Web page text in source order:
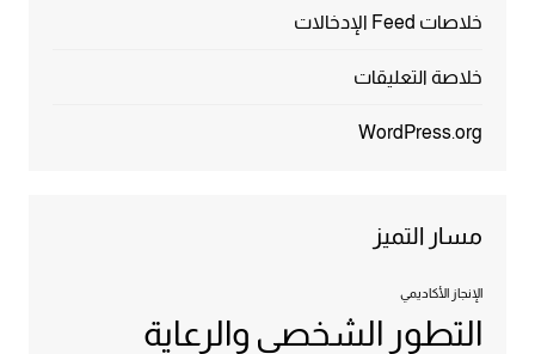
خلاصات Feed الإدخالات
خلاصة التعليقات
WordPress.org
مسار التميز
الإنجاز الأكاديمي
التطور الشخصي والرعاية